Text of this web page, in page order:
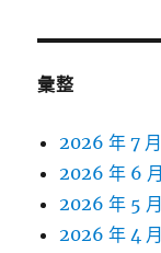
彙整
2026 年 7 月
2026 年 6 月
2026 年 5 月
2026 年 4 月